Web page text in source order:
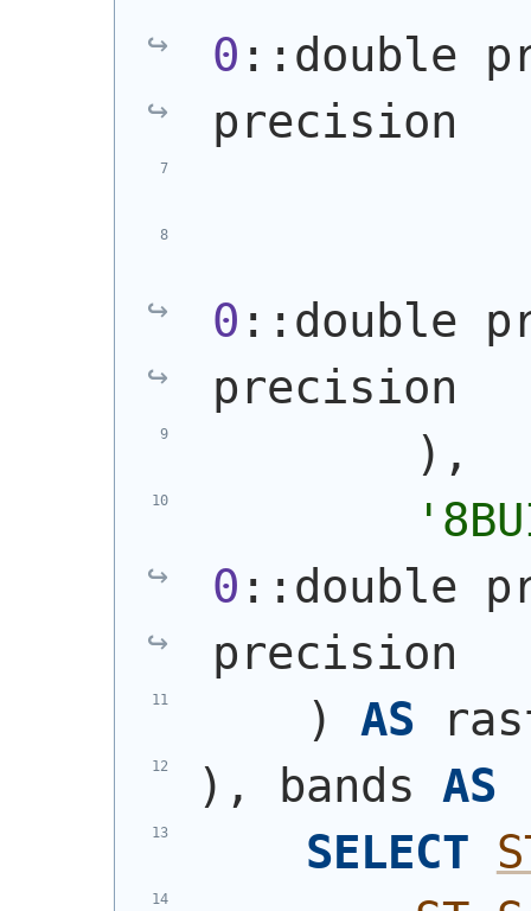
0 ::double
precision
0 ::double
precision
) ,
0 ::double
precision
)
AS
) , bands AS
SELECT